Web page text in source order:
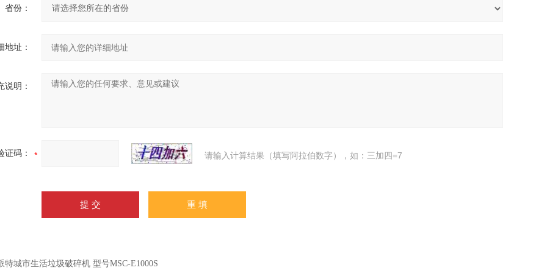
省份：
地址：
说明：
证码： 请输入计算结果（填写阿拉伯数字），如：三加四=7
特城市生活垃圾破碎机 型号MSC-E1000S